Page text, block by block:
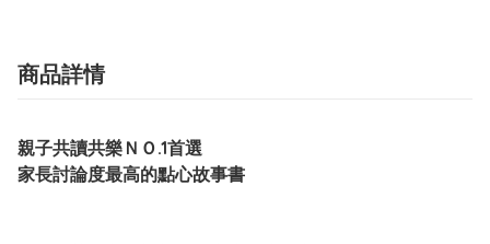
商品詳情
親子共讀共樂ＮＯ.1首選
家長討論度最高的點心故事書